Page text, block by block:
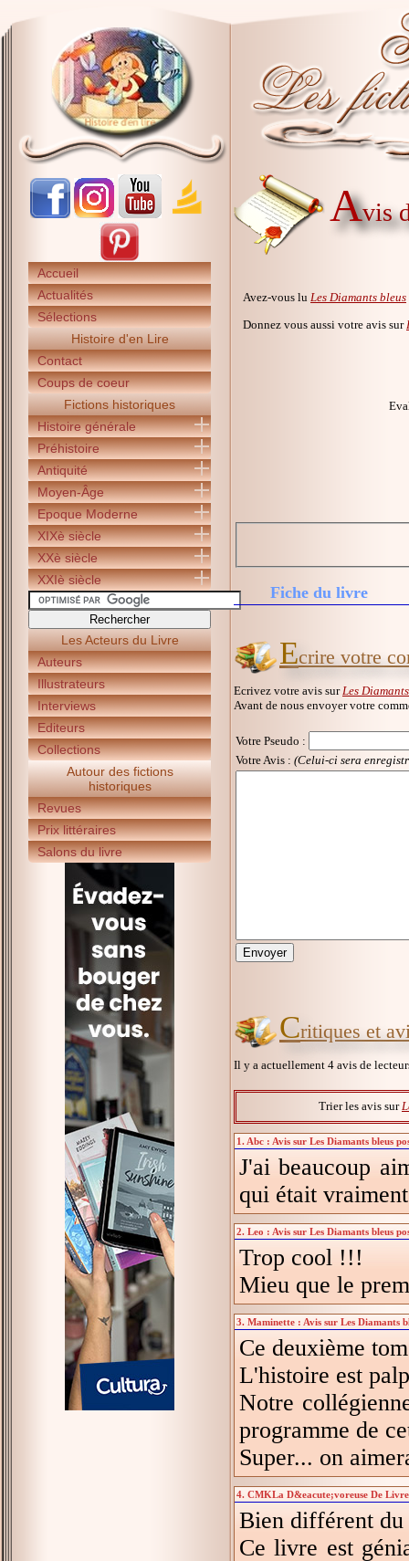
Accueil
Actualités
Sélections
Histoire d'en Lire
Contact
Coups de coeur
Fictions historiques
Histoire générale
Préhistoire
Antiquité
Moyen-Âge
Epoque Moderne
XIXè siècle
XXè siècle
XXIè siècle
Les Acteurs du Livre
Auteurs
Illustrateurs
Interviews
Editeurs
Collections
Autour des fictions
historiques
Revues
Prix littéraires
Salons du livre
Avis
Avez-vous lu Les Diamants bleus
Donnez vous aussi votre avis sur
Fiche du livre
Ecrire votre
Ecrivez votre avis sur Les
Avant de nous envoyer votre
Votre Pseudo :
Votre Avis : (Celui-ci sera
Critiques et
Il y a actuellement 4 avis de
Trier les avis sur
1. Abc : Avis sur Les Diamants bleus
J'ai beaucoup
qui était
2. Leo : Avis sur Les Diamants bleus
Trop cool !!!
Mieu que le
3. Maminette : Avis sur Les Diamants
Ce deuxième
L'histoire est
Notre
programme de
Super... on
4. CMKLa D&eacute;voreuse De
Bien différent
Ce livre est